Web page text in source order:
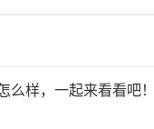
么样，一起来看看吧！